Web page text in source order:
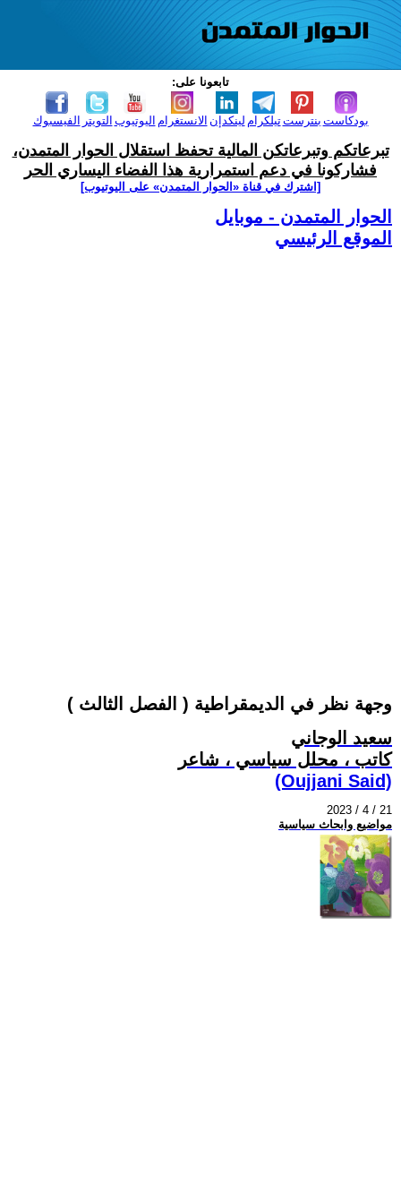
تابعونا على:
الفيسبوك التويتر اليوتيوب الانستغرام لينكدإن تيلكرامبنترست بودكاست
تبرعاتكم وتبرعاتكن المالية تحفظ استقلال الحوار المتمدن،
فشاركونا في دعم استمرارية هذا الفضاء اليساري الحر
[اشترك في قناة ‫«الحوار المتمدن» على اليوتيوب]
الحوار المتمدن - موبايل
الموقع الرئيسي
وجهة نظر في الديمقراطية ( الفصل الثالث )
سعيد الوجاني
كاتب ، محلل سياسي ، شاعر
(Oujjani Said)
2023 / 4 / 21
مواضيع وابحاث سياسية